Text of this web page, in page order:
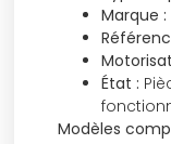
Marque :
État :
Modèles